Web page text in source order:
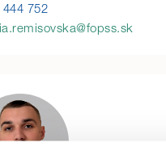
752